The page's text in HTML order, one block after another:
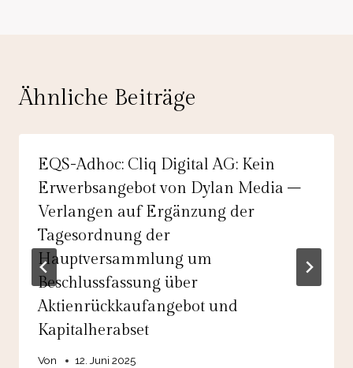
Ähnliche Beiträge
EQS-Adhoc: Cliq Digital AG: Kein
Erwerbsangebot von Dylan Media –
Verlangen auf Ergänzung der
Tagesordnung der
Hauptversammlung um
Beschlussfassung über
Aktienrückkaufangebot und
Kapitalherabset
Von 12. Juni 2025